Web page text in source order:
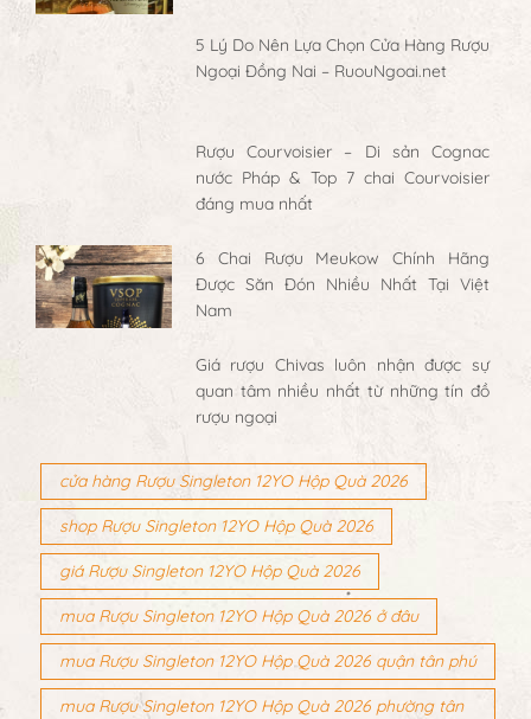
5 Lý Do Nên Lựa Chọn Cửa Hàng Rượu
Ngoại Đồng Nai – RuouNgoai.net
Rượu Courvoisier – Di sản Cognac
nước Pháp & Top 7 chai Courvoisier
đáng mua nhất
6 Chai Rượu Meukow Chính Hãng
Được Săn Đón Nhiều Nhất Tại Việt
Nam
Giá rượu Chivas luôn nhận được sự
quan tâm nhiều nhất từ những tín đồ
rượu ngoại
cửa hàng Rượu Singleton 12YO Hộp Quà 2026
shop Rượu Singleton 12YO Hộp Quà 2026
giá Rượu Singleton 12YO Hộp Quà 2026
mua Rượu Singleton 12YO Hộp Quà 2026 ở đâu
mua Rượu Singleton 12YO Hộp Quà 2026 quận tân phú
mua Rượu Singleton 12YO Hộp Quà 2026 phường tân